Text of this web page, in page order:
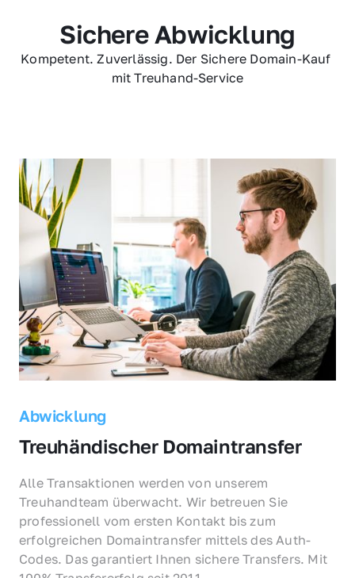
Sichere Abwicklung
Kompetent. Zuverlässig. Der Sichere Domain-Kauf
mit Treuhand-Service
Abwicklung
Treuhändischer Domaintransfer
Alle Transaktionen werden von unserem
Treuhandteam überwacht. Wir betreuen Sie
professionell vom ersten Kontakt bis zum
erfolgreichen Domaintransfer mittels des Auth-
Codes. Das garantiert Ihnen sichere Transfers. Mit